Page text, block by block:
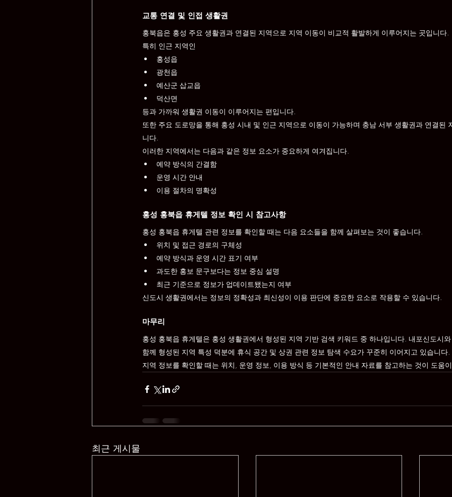
교통 연결 및 인접 생활권
홍북읍은 홍성 주요 생활권과 연결된 지역으로 지역 이동이 비교적 활발하게 이루어지는 곳입니다.
특히 인근 지역인
홍성읍
광천읍
예산군 삽교읍
덕산면
등과 가까워 생활권 이동이 이루어지는 편입니다.
또한 주요 도로망을 통해 홍성 시내 및 인근 지역으로 이동이 가능하며 충남 서부 생활권과 연결된
니다.
이러한 지역에서는 다음과 같은 정보 요소가 중요하게 여겨집니다.
예약 방식의 간결함
운영 시간 안내
이용 절차의 명확성
홍성 홍북읍 휴게텔 정보 확인 시 참고사항
홍성 홍북읍 휴게텔 관련 정보를 확인할 때는 다음 요소들을 함께 살펴보는 것이 좋습니다.
위치 및 접근 경로의 구체성
예약 방식과 운영 시간 표기 여부
과도한 홍보 문구보다는 정보 중심 설명
최근 기준으로 정보가 업데이트됐는지 여부
신도시 생활권에서는 정보의 정확성과 최신성이 이용 판단에 중요한 요소로 작용할 수 있습니다.
마무리
홍성 홍북읍 휴게텔은 홍성 생활권에서 형성된 지역 기반 검색 키워드 중 하나입니다. 내포신도시
함께 형성된 지역 특성 덕분에 휴식 공간 및 상권 관련 정보 탐색 수요가 꾸준히 이어지고 있습니다.
지역 정보를 확인할 때는 위치, 운영 정보, 이용 방식 등 기본적인 안내 자료를 참고하는 것이 도움
최근 게시물